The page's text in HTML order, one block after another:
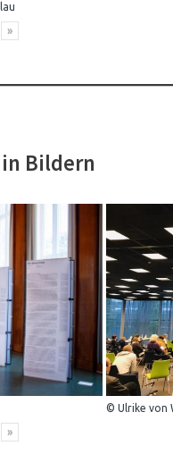
»
Bildern
© Ulrike von
»